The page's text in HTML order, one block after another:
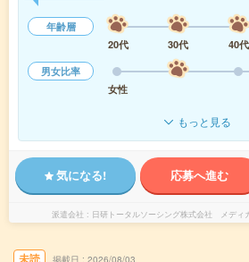
年齢層
20代
30代 40代
男女比率
女性
もっと見る
気になる! 応募へ進む
派遣会社 日研トータルソーシング株式会社 メデ
未読